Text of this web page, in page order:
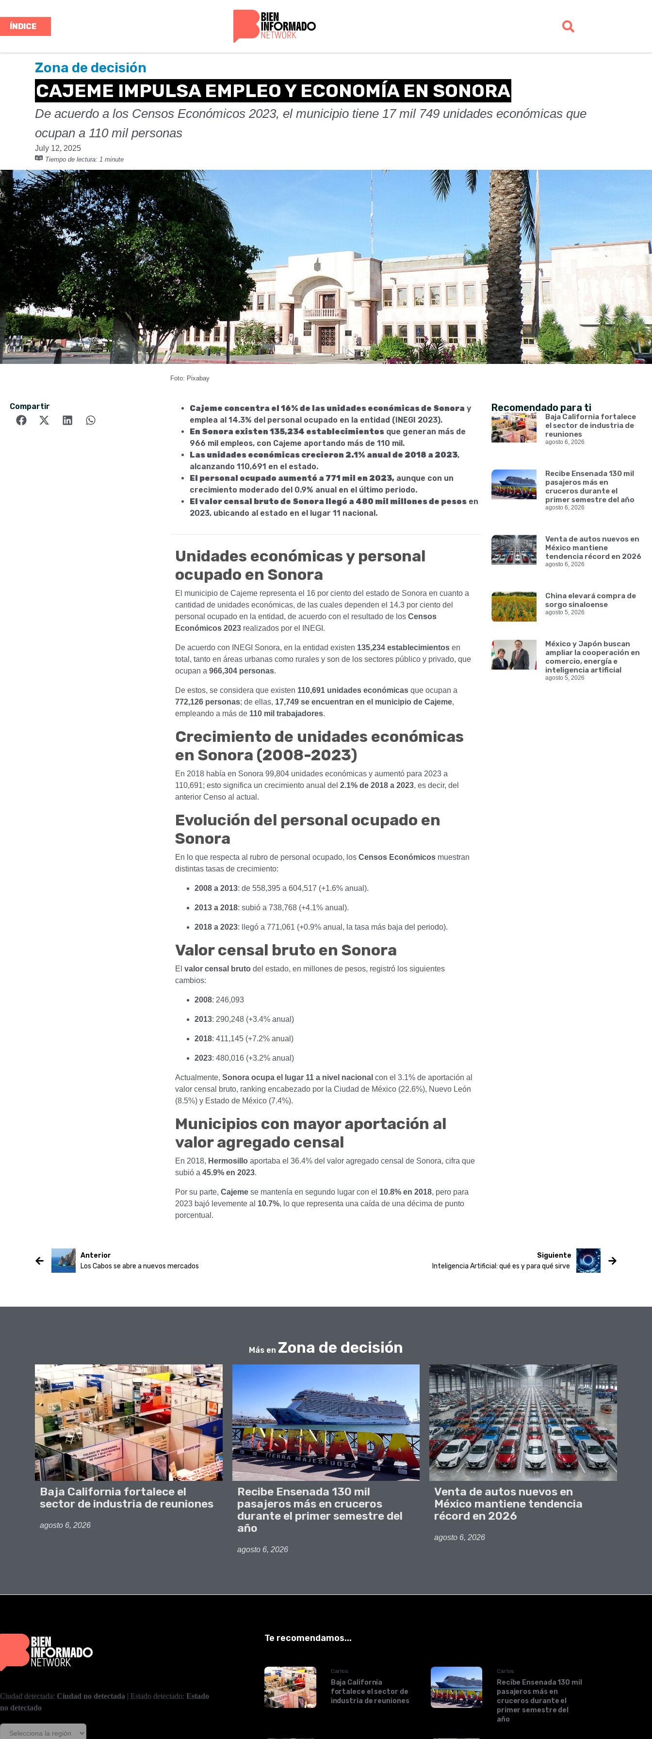
ÍNDICE
Zona de decisión
CAJEME IMPULSA EMPLEO Y ECONOMÍA EN SONORA
De acuerdo a los Censos Económicos 2023, el municipio tiene 17 mil 749 unidades económicas que
ocupan a 110 mil personas
July 12, 2025
Tiempo de lectura: 1 minute
Foto: Pixabay
Compartir Cajeme concentra el 16% de las unidades económicas de Sonora y
emplea al 14.3% del personal ocupado en la entidad (INEGI 2023).
En Sonora existen 135,234 establecimientos que generan más de
966 mil empleos, con Cajeme aportando más de 110 mil.
Las unidades económicas crecieron 2.1% anual de 2018 a 2023,
alcanzando 110,691 en el estado.
El personal ocupado aumentó a 771 mil en 2023, aunque con un
crecimiento moderado del 0.9% anual en el último periodo.
El valor censal bruto de Sonora llegó a 480 mil millones de pesos en
2023, ubicando al estado en el lugar 11 nacional.
Unidades económicas y personal
ocupado en Sonora
El municipio de Cajeme representa el 16 por ciento del estado de Sonora en cuanto a
cantidad de unidades económicas, de las cuales dependen el 14.3 por ciento del
personal ocupado en la entidad, de acuerdo con el resultado de los Censos
Económicos 2023 realizados por el INEGI.
De acuerdo con INEGI Sonora, en la entidad existen 135,234 establecimientos en
total, tanto en áreas urbanas como rurales y son de los sectores público y privado, que
ocupan a 966,304 personas.
De estos, se considera que existen 110,691 unidades económicas que ocupan a
772,126 personas; de ellas, 17,749 se encuentran en el municipio de Cajeme,
empleando a más de 110 mil trabajadores.
Crecimiento de unidades económicas
en Sonora (2008-2023)
En 2018 había en Sonora 99,804 unidades económicas y aumentó para 2023 a
110,691; esto significa un crecimiento anual del 2.1% de 2018 a 2023, es decir, del
anterior Censo al actual.
Evolución del personal ocupado en
Sonora
En lo que respecta al rubro de personal ocupado, los Censos Económicos muestran
distintas tasas de crecimiento:
2008 a 2013: de 558,395 a 604,517 (+1.6% anual).
2013 a 2018: subió a 738,768 (+4.1% anual).
2018 a 2023: llegó a 771,061 (+0.9% anual, la tasa más baja del periodo).
Valor censal bruto en Sonora
El valor censal bruto del estado, en millones de pesos, registró los siguientes
cambios:
2008: 246,093
2013: 290,248 (+3.4% anual)
2018: 411,145 (+7.2% anual)
2023: 480,016 (+3.2% anual)
Actualmente, Sonora ocupa el lugar 11 a nivel nacional con el 3.1% de aportación al
valor censal bruto, ranking encabezado por la Ciudad de México (22.6%), Nuevo León
(8.5%) y Estado de México (7.4%).
Municipios con mayor aportación al
valor agregado censal
En 2018, Hermosillo aportaba el 36.4% del valor agregado censal de Sonora, cifra que
subió a 45.9% en 2023.
Por su parte, Cajeme se mantenía en segundo lugar con el 10.8% en 2018, pero para
2023 bajó levemente al 10.7%, lo que representa una caída de una décima de punto
porcentual.
Recomendado para ti
Baja California fortalece
el sector de industria de
reuniones
agosto 6, 2026
Recibe Ensenada 130 mil
pasajeros más en
cruceros durante el
primer semestre del año
agosto 6, 2026
Venta de autos nuevos en
México mantiene
tendencia récord en 2026
agosto 6, 2026
China elevará compra de
sorgo sinaloense
agosto 5, 2026
México y Japón buscan
ampliar la cooperación en
comercio, energía e
inteligencia artificial
agosto 5, 2026
Anterior
Los Cabos se abre a nuevos mercados
Siguiente
Inteligencia Artificial: qué es y para qué sirve
Más en Zona de decisión
Baja California fortalece el
sector de industria de reuniones
agosto 6, 2026
Recibe Ensenada 130 mil
pasajeros más en cruceros
durante el primer semestre del
año
agosto 6, 2026
Venta de autos nuevos en
México mantiene tendencia
récord en 2026
agosto 6, 2026
Ciudad detectada: Ciudad no detectada | Estado detectado: Estado
no detectado
Te recomendamos...
Carlos
Baja California
fortalece el sector de
industria de reuniones
Carlos
Recibe Ensenada 130 mil
pasajeros más en
cruceros durante el
primer semestre del
año